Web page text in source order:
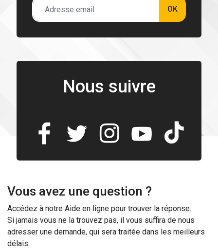
OK
Nous suivre
Vous avez une question ?
Accédez à notre Aide en ligne pour trouver la réponse.
Si jamais vous ne la trouvez pas, il vous suffira de nous
adresser une demande, qui sera traitée dans les meilleurs
délais.